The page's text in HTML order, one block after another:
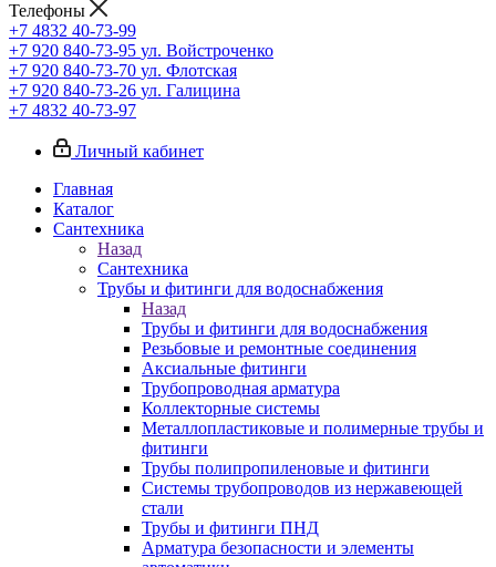
Телефоны
+7 4832 40-73-99
+7 920 840-73-95 ул. Войстроченко
+7 920 840-73-70 ул. Флотская
+7 920 840-73-26 ул. Галицина
+7 4832 40-73-97
Личный кабинет
Главная
Каталог
Сантехника
Назад
Сантехника
Трубы и фитинги для водоснабжения
Назад
Трубы и фитинги для водоснабжения
Резьбовые и ремонтные соединения
Аксиальные фитинги
Трубопроводная арматура
Коллекторные системы
Металлопластиковые и полимерные трубы и
фитинги
Трубы полипропиленовые и фитинги
Системы трубопроводов из нержавеющей
стали
Трубы и фитинги ПНД
Арматура безопасности и элементы